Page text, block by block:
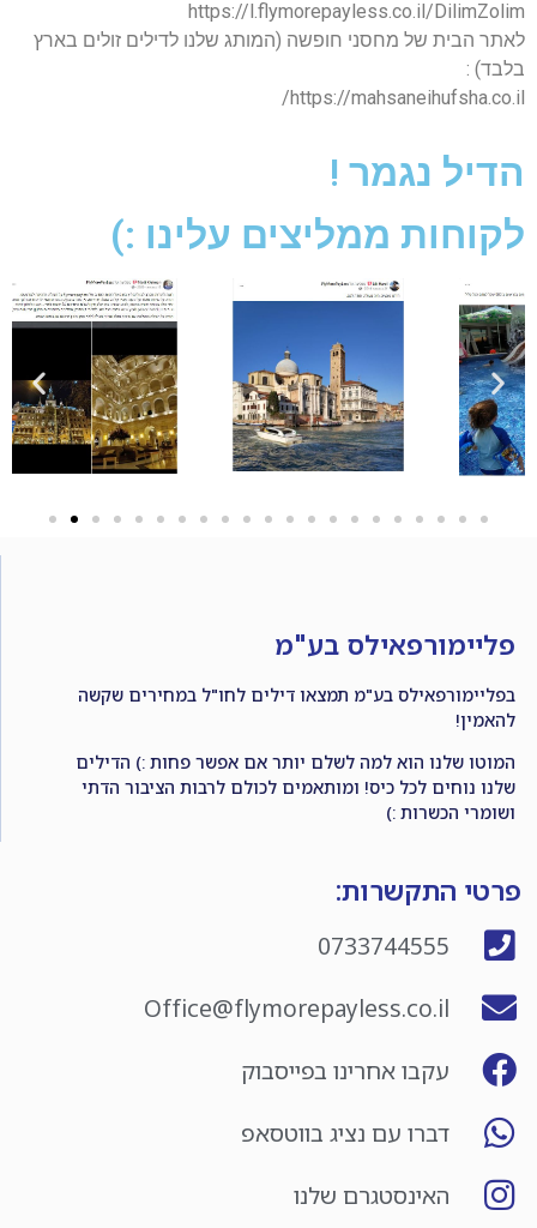
https://l.flymorepayless.co.il/DilimZolim
לאתר הבית של מחסני חופשה (המותג שלנו לדילים זולים בארץ
בלבד) :
https://mahsaneihufsha.co.il/
הדיל נגמר !
לקוחות ממליצים עלינו :)
פליימורפאילס בע"מ
בפליימורפאילס בע"מ תמצאו דילים לחו"ל במחירים שקשה
להאמין!
המוטו שלנו הוא למה לשלם יותר אם אפשר פחות :) הדילים
שלנו נוחים לכל כיס! ומותאמים לכולם לרבות הציבור הדתי
ושומרי הכשרות :)
פרטי התקשרות:
0733744555
Office@flymorepayless.co.il
עקבו אחרינו בפייסבוק
דברו עם נציג בווטסאפ
האינסטגרם שלנו